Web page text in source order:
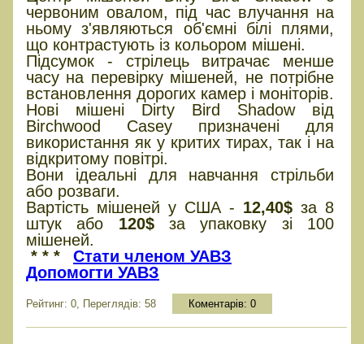
червоним овалом, під час влучання на
ньому з'являються об'ємні білі плями,
що контрастують із кольором мішені.
Підсумок - стрілець витрачає менше
часу на перевірку мішеней, не потрібне
встановлення дорогих камер і моніторів.
Нові мішені Dirty Bird Shadow від
Birchwood Casey призначені для
використання як у критих тирах, так і на
відкритому повітрі.
Вони ідеальні для навчання стрільби
або розваги.
Вартість мішеней у США - 12,40$за 8
штук або 120$за упаковку зі 100
мішеней.
* * *
Стати членом УАВЗ
Допомогти УАВЗ
Рейтинг: 0, Переглядів: 58 Коментарів: 0